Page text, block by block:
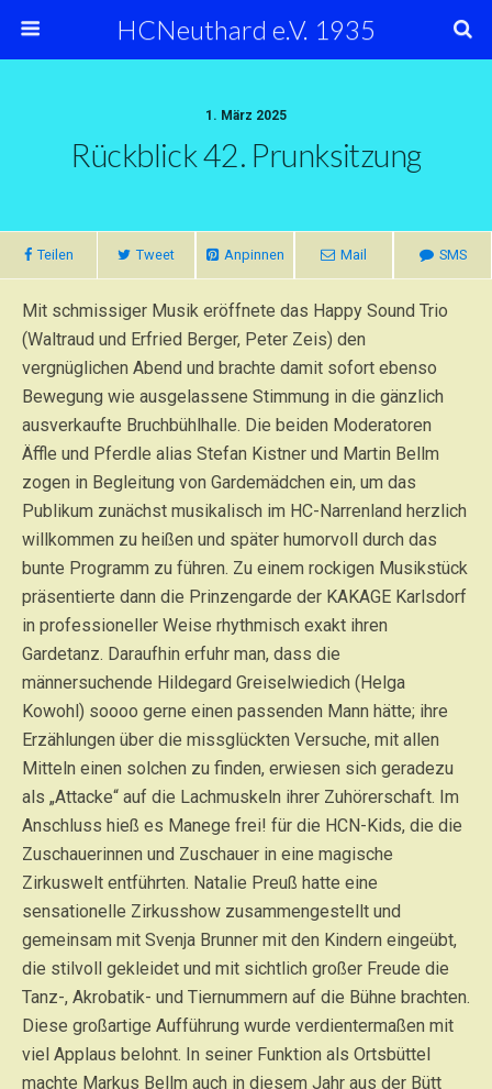
HCNeuthard e.V. 1935
1. März 2025
Rückblick 42. Prunksitzung
Teilen Tweet Anpinnen Mail SMS
Mit schmissiger Musik eröffnete das Happy Sound Trio
(Waltraud und Erfried Berger, Peter Zeis) den
vergnüglichen Abend und brachte damit sofort ebenso
Bewegung wie ausgelassene Stimmung in die gänzlich
ausverkaufte Bruchbühlhalle. Die beiden Moderatoren
Äffle und Pferdle alias Stefan Kistner und Martin Bellm
zogen in Begleitung von Gardemädchen ein, um das
Publikum zunächst musikalisch im HC-Narrenland herzlich
willkommen zu heißen und später humorvoll durch das
bunte Programm zu führen. Zu einem rockigen Musikstück
präsentierte dann die Prinzengarde der KAKAGE Karlsdorf
in professioneller Weise rhythmisch exakt ihren
Gardetanz. Daraufhin erfuhr man, dass die
männersuchende Hildegard Greiselwiedich (Helga
Kowohl) soooo gerne einen passenden Mann hätte; ihre
Erzählungen über die missglückten Versuche, mit allen
Mitteln einen solchen zu finden, erwiesen sich geradezu
als „Attacke“ auf die Lachmuskeln ihrer Zuhörerschaft. Im
Anschluss hieß es Manege frei! für die HCN-Kids, die die
Zuschauerinnen und Zuschauer in eine magische
Zirkuswelt entführten. Natalie Preuß hatte eine
sensationelle Zirkusshow zusammengestellt und
gemeinsam mit Svenja Brunner mit den Kindern eingeübt,
die stilvoll gekleidet und mit sichtlich großer Freude die
Tanz-, Akrobatik- und Tiernummern auf die Bühne brachten.
Diese großartige Aufführung wurde verdientermaßen mit
viel Applaus belohnt. In seiner Funktion als Ortsbüttel
machte Markus Bellm auch in diesem Jahr aus der Bütt